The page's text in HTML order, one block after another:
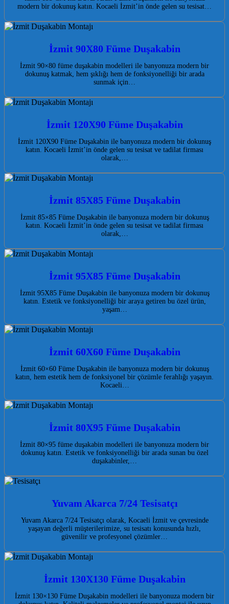
modern bir dokunuş katın. Kocaeli İzmit’in önde gelen su tesisat…
İzmit 90X80 Füme Duşakabin
İzmit 90×80 füme duşakabin modelleri ile banyonuza modern bir
dokunuş katmak, hem şıklığı hem de fonksiyonelliği bir arada
sunmak için…
İzmit 120X90 Füme Duşakabin
İzmit 120X90 Füme Duşakabin ile banyonuza modern bir dokunuş
katın. Kocaeli İzmit’in önde gelen su tesisat ve tadilat firması
olarak,…
İzmit 85X85 Füme Duşakabin
İzmit 85×85 Füme Duşakabin ile banyonuza modern bir dokunuş
katın. Kocaeli İzmit’in önde gelen su tesisat ve tadilat firması
olarak,…
İzmit 95X85 Füme Duşakabin
İzmit 95X85 Füme Duşakabin ile banyonuza modern bir dokunuş
katın. Estetik ve fonksiyonelliği bir araya getiren bu özel ürün,
yaşam…
İzmit 60X60 Füme Duşakabin
İzmit 60×60 Füme Duşakabin ile banyonuza modern bir dokunuş
katın, hem estetik hem de fonksiyonel bir çözümle ferahlığı yaşayın.
Kocaeli…
İzmit 80X95 Füme Duşakabin
İzmit 80×95 füme duşakabin modelleri ile banyonuza modern bir
dokunuş katın. Estetik ve fonksiyonelliği bir arada sunan bu özel
duşakabinler,…
Yuvam Akarca 7/24 Tesisatçı
Yuvam Akarca 7/24 Tesisatçı olarak, Kocaeli İzmit ve çevresinde
yaşayan değerli müşterilerimize, su tesisatı konusunda hızlı,
güvenilir ve profesyonel çözümler…
İzmit 130X130 Füme Duşakabin
İzmit 130×130 Füme Duşakabin modelleri ile banyonuza modern bir